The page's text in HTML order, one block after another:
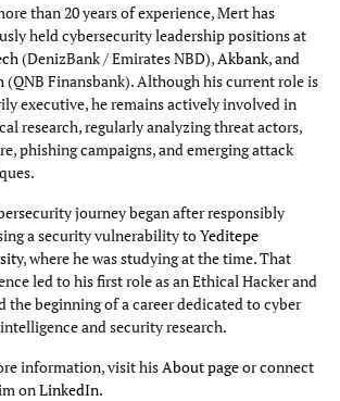
than 20 years of experience, Mert has
held cybersecurity leadership positions at
(DenizBank / Emirates NBD), Akbank, and
(QNB Finansbank). Although his current role is
executive, he remains actively involved in
research, regularly analyzing threat actors,
phishing campaigns, and emerging attack
journey began after responsibly
a security vulnerability toYeditepe
, where he was studying at the time. That
led to his first role as an Ethical Hacker and
the beginning of a career dedicated to cyber
and security research.
information, visit his About pageor connect
onLinkedIn.